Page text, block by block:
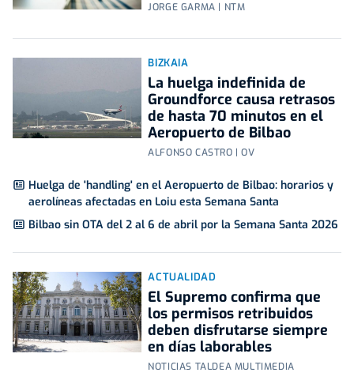
JORGE GARMA | NTM
BIZKAIA
La huelga indefinida de
Groundforce causa retrasos
de hasta 70 minutos en el
Aeropuerto de Bilbao
ALFONSO CASTRO | OV
Huelga de 'handling' en el Aeropuerto de Bilbao: horarios y
aerolíneas afectadas en Loiu esta Semana Santa
Bilbao sin OTA del 2 al 6 de abril por la Semana Santa 2026
ACTUALIDAD
El Supremo confirma que
los permisos retribuidos
deben disfrutarse siempre
en días laborables
NOTICIAS TALDEA MULTIMEDIA